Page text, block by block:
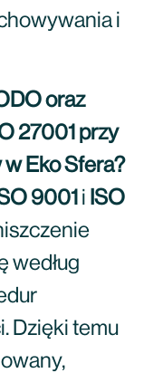
i
oraz
27001 przy
Eko Sfera?
9001 i ISO
według
Dzięki temu